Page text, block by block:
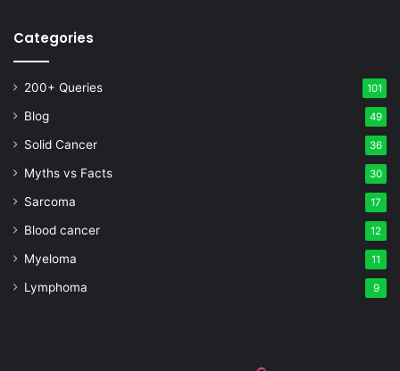
Categories
200+ Queries 101
Blog 49
Solid Cancer 36
Myths vs Facts 30
Sarcoma 17
Blood cancer 12
Myeloma 11
Lymphoma 9